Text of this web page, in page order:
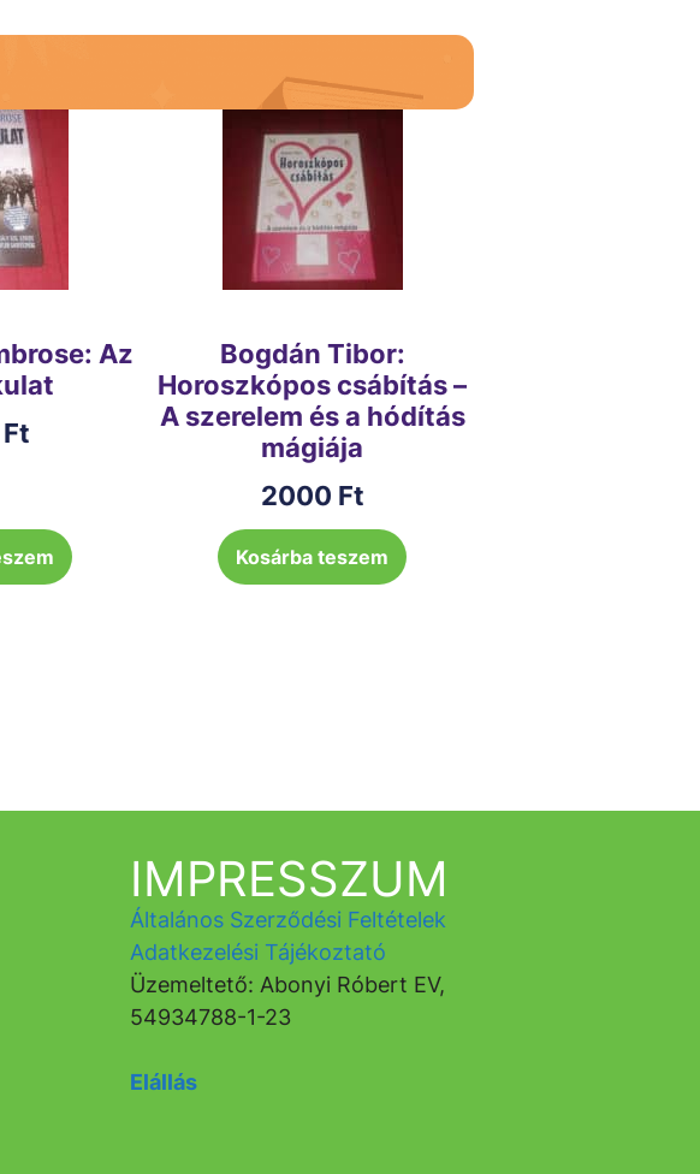
Az
Ft
Bogdán Tibor:
Horoszkópos csábítás –
A szerelem és a hódítás
mágiája
2000 Ft
Kosárba teszem
IMPRESSZUM
Általános Szerződési Feltételek
Adatkezelési Tájékoztató
Üzemeltető: Abonyi Róbert EV,
54934788-1-23
Elállás